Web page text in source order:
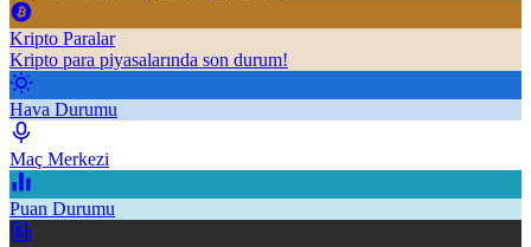
Kripto Paralar
Kripto para piyasalarında son durum!
Hava Durumu
Maç Merkezi
Puan Durumu